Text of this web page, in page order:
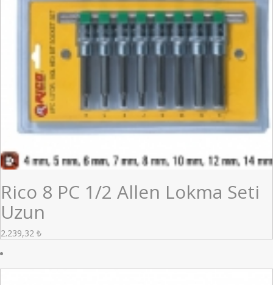
Rico 8 PC 1/2 Allen Lokma Seti
Uzun
2.239,32 ₺